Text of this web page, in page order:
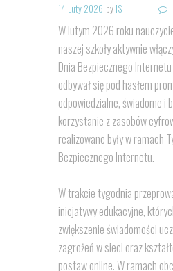
14 Luty 2026 by IS
W lutym 2026 roku
naszej szkoły aktywnie
Dnia Bezpiecznego
odbywał się pod hasłem
odpowiedzialne, świadome i
korzystanie z zasobów
realizowane były w ramach
Bezpiecznego Internetu.
W trakcie tygodnia
inicjatywy edukacyjne,
zwiększenie świadomości
zagrożeń w sieci oraz
postaw online. W ramach